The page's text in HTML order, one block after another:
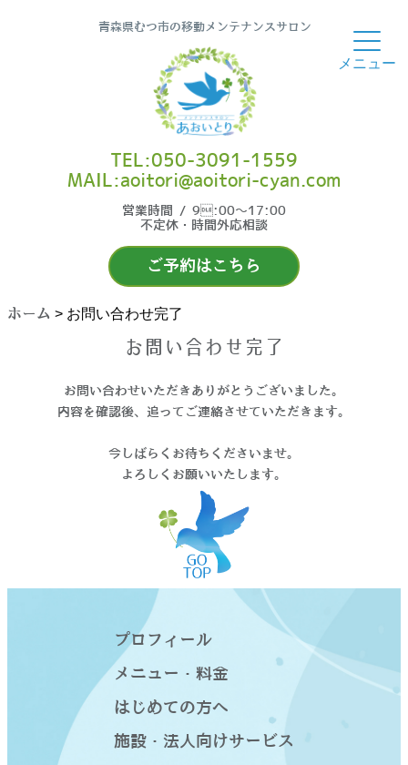
青森県むつ市の移動メンテナンスサロン
ご予約はこちら
TEL:050-3091-1559
MAIL:aoitori@aoitori-cyan.com
営業時間 / 9:00〜17:00
不定休・時間外応相談
ホーム > お問い合わせ完了
お問い合わせ完了
お問い合わせいただきありがとうございました。
内容を確認後、追ってご連絡させていただきます。
今しばらくお待ちくださいませ。
よろしくお願いいたします。
プロフィール
メニュー・料金
はじめての方へ
施設・法人向けサービス